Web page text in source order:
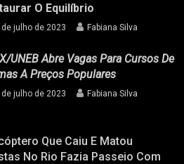
O Equilíbrio
de julho de 2023 Fabiana Silva
UNEB Abre Vagas Para Cursos De
A Preços Populares
de julho de 2023 Fabiana Silva
Que Caiu E Matou
No Rio Fazia Passeio Com